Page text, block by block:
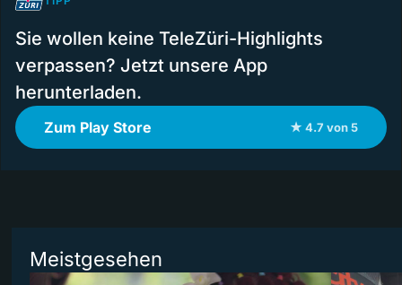
Sie wollen keine TeleZüri-Highlights
verpassen? Jetzt unsere App
herunterladen.
Zum Play Store ★ 4.7 von 5
Meistgesehen